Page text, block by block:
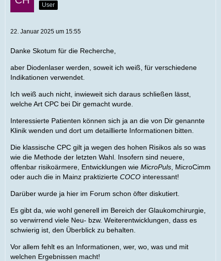
User
22. Januar 2025 um 15:55
Danke Skotum für die Recherche,
aber Diodenlaser werden, soweit ich weiß, für verschiedene
Indikationen verwendet.
Ich weiß auch nicht, inwieweit sich daraus schließen lässt,
welche Art CPC bei Dir gemacht wurde.
Interessierte Patienten können sich ja an die von Dir genannte
Klinik wenden und dort um detaillierte Informationen bitten.
Die klassische CPC gilt ja wegen des hohen Risikos als so was
wie die Methode der letzten Wahl. Insofern sind neuere,
offenbar risikoärmere, Entwicklungen wie MicroPuls , MicroCimm
oder auch die in Mainz praktizierte COCO interessant!
Darüber wurde ja hier im Forum schon öfter diskutiert.
Es gibt da, wie wohl generell im Bereich der Glaukomchirurgie,
so verwirrend viele Neu- bzw. Weiterentwicklungen, dass es
schwierig ist, den Überblick zu behalten.
Vor allem fehlt es an Informationen, wer, wo, was und mit
welchen Ergebnissen macht!